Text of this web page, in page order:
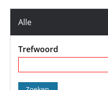
Alle
Trefwoord